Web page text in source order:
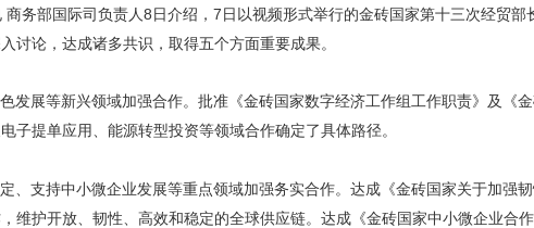
商务部国际司负责人8日介绍，7日以视频形式举行的金砖国家第十三次经贸部
讨论，达成诸多共识，取得五个方面重要成果。
发展等新兴领域加强合作。批准《金砖国家数字经济工作组工作职责》及《
子提单应用、能源转型投资等领域合作确定了具体路径。
、支持中小微企业发展等重点领域加强务实合作。达成《金砖国家关于加强
维护开放、韧性、高效和稳定的全球供应链。达成《金砖国家中小微企业合